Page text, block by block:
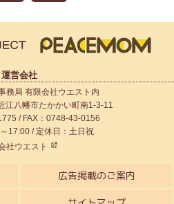
運営会社
務局 有限会社ウエスト内
江八幡市たかかい町南1-3-11
/ FAX：0748-43-0156
17:00 / 定休日：土日祝
社ウエスト
広告掲載のご案内